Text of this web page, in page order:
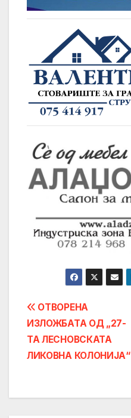
Post
navigation
ОТВОРЕНА
ИЗЛОЖБАТА ОД „27-
ТА ЛЕСНОВСКАТА
ЛИКОВНА КОЛОНИЈА“